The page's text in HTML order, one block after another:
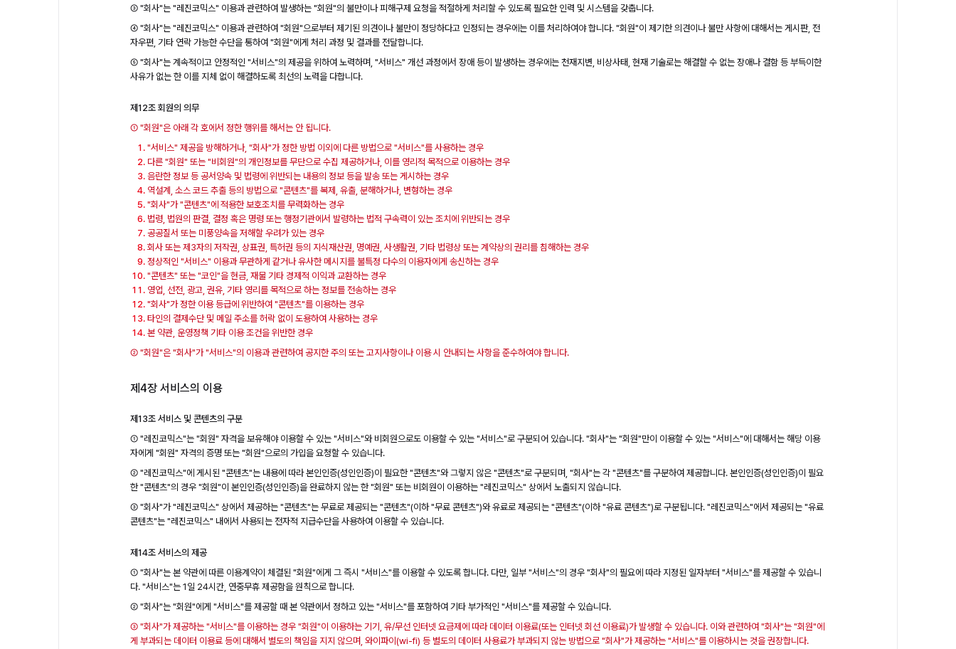
③ "회사"는 "레진코믹스" 이용과 관련하여 발생하는 "회원"의 불만이나 피해구제 요청을 적절하게 처리할 수 있도록 필요한 인력 및 시스템을 갖춥니다.
④ "회사"는 "레진코믹스" 이용과 관련하여 "회원"으로부터 제기된 의견이나 불만이 정당하다고 인정되는 경우에는 이를 처리하여야 합니다. "회원"이 제기한 의견이나 불만 사항에 대해서는 게시판, 전
자우편, 기타 연락 가능한 수단을 통하여 "회원"에게 처리 과정 및 결과를 전달합니다.
⑤ "회사"는 계속적이고 안정적인 "서비스"의 제공을 위하여 노력하며, "서비스" 개선 과정에서 장애 등이 발생하는 경우에는 천재지변, 비상사태, 현재 기술로는 해결할 수 없는 장애나 결함 등 부득이한
사유가 없는 한 이를 지체 없이 해결하도록 최선의 노력을 다합니다.
제12조 회원의 의무
① "회원"은 아래 각 호에서 정한 행위를 해서는 안 됩니다.
"서비스" 제공을 방해하거나, "회사"가 정한 방법 이외에 다른 방법으로 "서비스"를 사용하는 경우
다른 "회원" 또는 "비회원"의 개인정보를 무단으로 수집 제공하거나, 이를 영리적 목적으로 이용하는 경우
음란한 정보 등 공서양속 및 법령에 위반되는 내용의 정보 등을 발송 또는 게시하는 경우
역설계, 소스 코드 추출 등의 방법으로 "콘텐츠"를 복제, 유출, 분해하거나, 변형하는 경우
"회사"가 "콘텐츠"에 적용한 보호조치를 무력화하는 경우
법령, 법원의 판결, 결정 혹은 명령 또는 행정기관에서 발령하는 법적 구속력이 있는 조치에 위반되는 경우
공공질서 또는 미풍양속을 저해할 우려가 있는 경우
회사 또는 제3자의 저작권, 상표권, 특허권 등의 지식재산권, 명예권, 사생활권, 기타 법령상 또는 계약상의 권리를 침해하는 경우
정상적인 "서비스" 이용과 무관하게 같거나 유사한 메시지를 불특정 다수의 이용자에게 송신하는 경우
"콘텐츠" 또는 "코인"을 현금, 재물 기타 경제적 이익과 교환하는 경우
영업, 선전, 광고, 권유, 기타 영리를 목적으로 하는 정보를 전송하는 경우
"회사"가 정한 이용 등급에 위반하여 "콘텐츠"를 이용하는 경우
타인의 결제수단 및 메일 주소를 허락 없이 도용하여 사용하는 경우
본 약관, 운영정책 기타 이용 조건을 위반한 경우
② "회원"은 "회사"가 "서비스"의 이용과 관련하여 공지한 주의 또는 고지사항이나 이용 시 안내되는 사항을 준수하여야 합니다.
제4장 서비스의 이용
제13조 서비스 및 콘텐츠의 구분
① "레진코믹스"는 "회원" 자격을 보유해야 이용할 수 있는 "서비스"와 비회원으로도 이용할 수 있는 "서비스"로 구분되어 있습니다. "회사"는 "회원"만이 이용할 수 있는 "서비스"에 대해서는 해당 이용
자에게 "회원" 자격의 증명 또는 "회원"으로의 가입을 요청할 수 있습니다.
② "레진코믹스"에 게시된 "콘텐츠"는 내용에 따라 본인인증(성인인증)이 필요한 "콘텐츠"와 그렇지 않은 "콘텐츠"로 구분되며, "회사"는 각 "콘텐츠"를 구분하여 제공합니다. 본인인증(성인인증)이 필요
한 "콘텐츠"의 경우 "회원"이 본인인증(성인인증)을 완료하지 않는 한 "회원" 또는 비회원이 이용하는 "레진코믹스" 상에서 노출되지 않습니다.
③ "회사"가 "레진코믹스" 상에서 제공하는 "콘텐츠"는 무료로 제공되는 "콘텐츠"(이하 "무료 콘텐츠")와 유료로 제공되는 "콘텐츠"(이하 "유료 콘텐츠")로 구분됩니다. "레진코믹스"에서 제공되는 "유료
콘텐츠"는 "레진코믹스" 내에서 사용되는 전자적 지급수단을 사용하여 이용할 수 있습니다.
제14조 서비스의 제공
① "회사"는 본 약관에 따른 이용계약이 체결된 "회원"에게 그 즉시 "서비스"를 이용할 수 있도록 합니다. 다만, 일부 "서비스"의 경우 "회사"의 필요에 따라 지정된 일자부터 "서비스"를 제공할 수 있습니
다. "서비스"는 1일 24시간, 연중무휴 제공함을 원칙으로 합니다.
② "회사"는 "회원"에게 "서비스"를 제공할 때 본 약관에서 정하고 있는 "서비스"를 포함하여 기타 부가적인 "서비스"를 제공할 수 있습니다.
③ "회사"가 제공하는 "서비스"를 이용하는 경우 "회원"이 이용하는 기기, 유/무선 인터넷 요금제에 따라 데이터 이용료(또는 인터넷 회선 이용료)가 발생할 수 있습니다. 이와 관련하여 "회사"는 "회원"에
게 부과되는 데이터 이용료 등에 대해서 별도의 책임을 지지 않으며, 와이파이(wi-fi) 등 별도의 데이터 사용료가 부과되지 않는 방법으로 "회사"가 제공하는 "서비스"를 이용하시는 것을 권장합니다.